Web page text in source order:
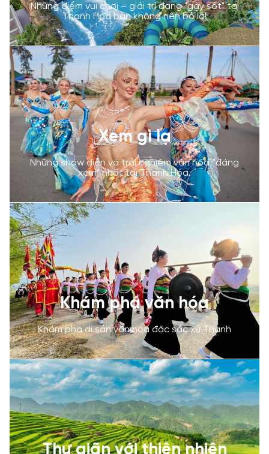
Những điểm vui chơi – giải trí đang "gây sốt" tại
Thanh Hóa bạn không nên bỏ lỡ!
Xem gì lạ
Những show diễn và trải nghiệm văn hóa “đáng
xem” nhất tại Thanh Hóa.
Khám phá văn hóa
Khám phá di sản văn hóa đặc sắc xứ Thanh
Thư giãn với thiên nhiên